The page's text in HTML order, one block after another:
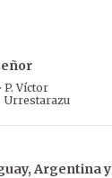
· P. Víctor
Urrestarazu
Argentina y